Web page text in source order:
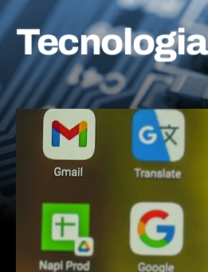
Tecnologia